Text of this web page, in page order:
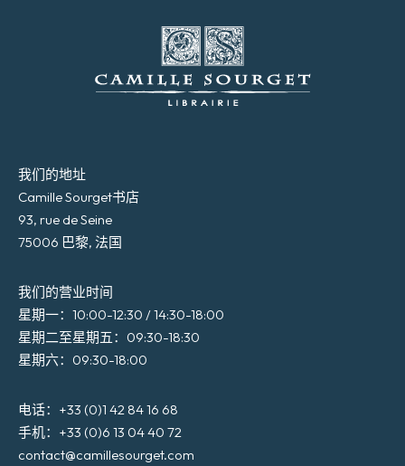
我们的地址
Camille Sourget书店
93, rue de Seine
75006 巴黎, 法国
我们的营业时间
星期一：10:00-12:30 / 14:30-18:00
星期二至星期五：09:30-18:30
星期六：09:30-18:00
电话：+33 (0)1 42 84 16 68
手机：+33 (0)6 13 04 40 72
contact@camillesourget.com